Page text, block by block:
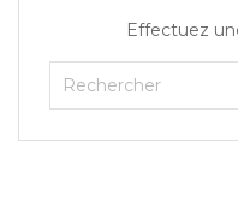
Effectuez